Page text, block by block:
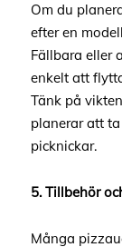
Om du
efter en
Fällbara eller
enkelt att
Tänk på
planerar att
picknickar.
5. Tillbehör
Många